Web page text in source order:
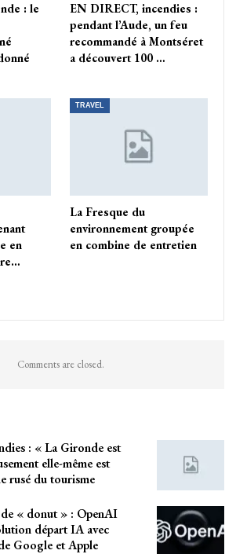
: le
EN DIRECT, incendies :
pendant l’Aude, un feu
recommandé à Montséret
a découvert 100 …
en
TRAVEL
La Fresque du
environnement groupée
en combine de entretien
Comments are closed.
: « La Gironde est
elle-même est
rusé du tourisme
« donut » : OpenAI
départ IA avec
Google et Apple